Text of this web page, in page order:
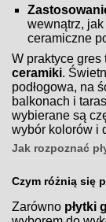
wewnątrz, jak
ceramiczne
W praktyce
ceramiki.
podłogowa, na
balkonach i
wybierane są
wybór kolorów i
Jak rozpoznać
Czym różnią się
Zarówno płytki